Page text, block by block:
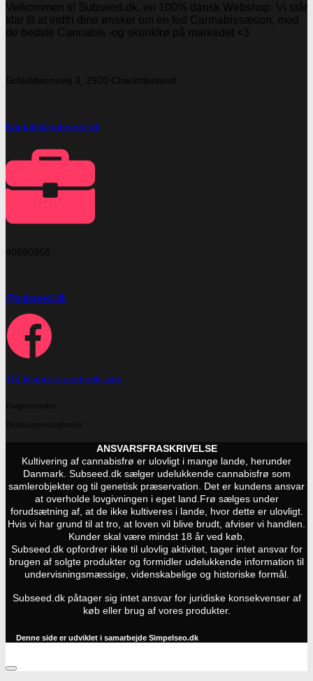
Velkommen til Subseed.dk, en 100% dansk Webshop. Vi står
klar til at indfri dine ønsker om en fed Cannabissæson, med
de bedste Cannabis -og skunkfrø på markedet <3
Schioldannsvej 3, 2920 Charlottenlund
Kontakt@subseed.dk
40690956
@subseed.dk
Gå til vores facebook-side
ANSVARSFRASKRIVELSE
Kultivering af cannabisfrø er ulovligt i mange lande, herunder
Danmark. Subseed.dk sælger udelukkende cannabisfrø som
samlerobjekter og til genetisk præservation. Det er kundens ansvar
at overholde lovgivningen i eget land. Frø sælges under
forudsætning af, at de ikke kultiveres i lande, hvor dette er ulovligt.
Hvis vi har grund til at tro, at loven vil blive brudt, afviser vi handlen.
Kunder skal være mindst 18 år ved køb.
Subseed.dk opfordrer ikke til ulovlig aktivitet, tager intet ansvar for
brugen af solgte produkter og formidler udelukkende information til
undervisningsmæssige, videnskabelige og historiske formål.
Subseed.dk påtager sig intet ansvar for juridiske konsekvenser af
køb eller brug af vores produkter.
Denne side er udviklet i samarbejde Simpelseo.dk